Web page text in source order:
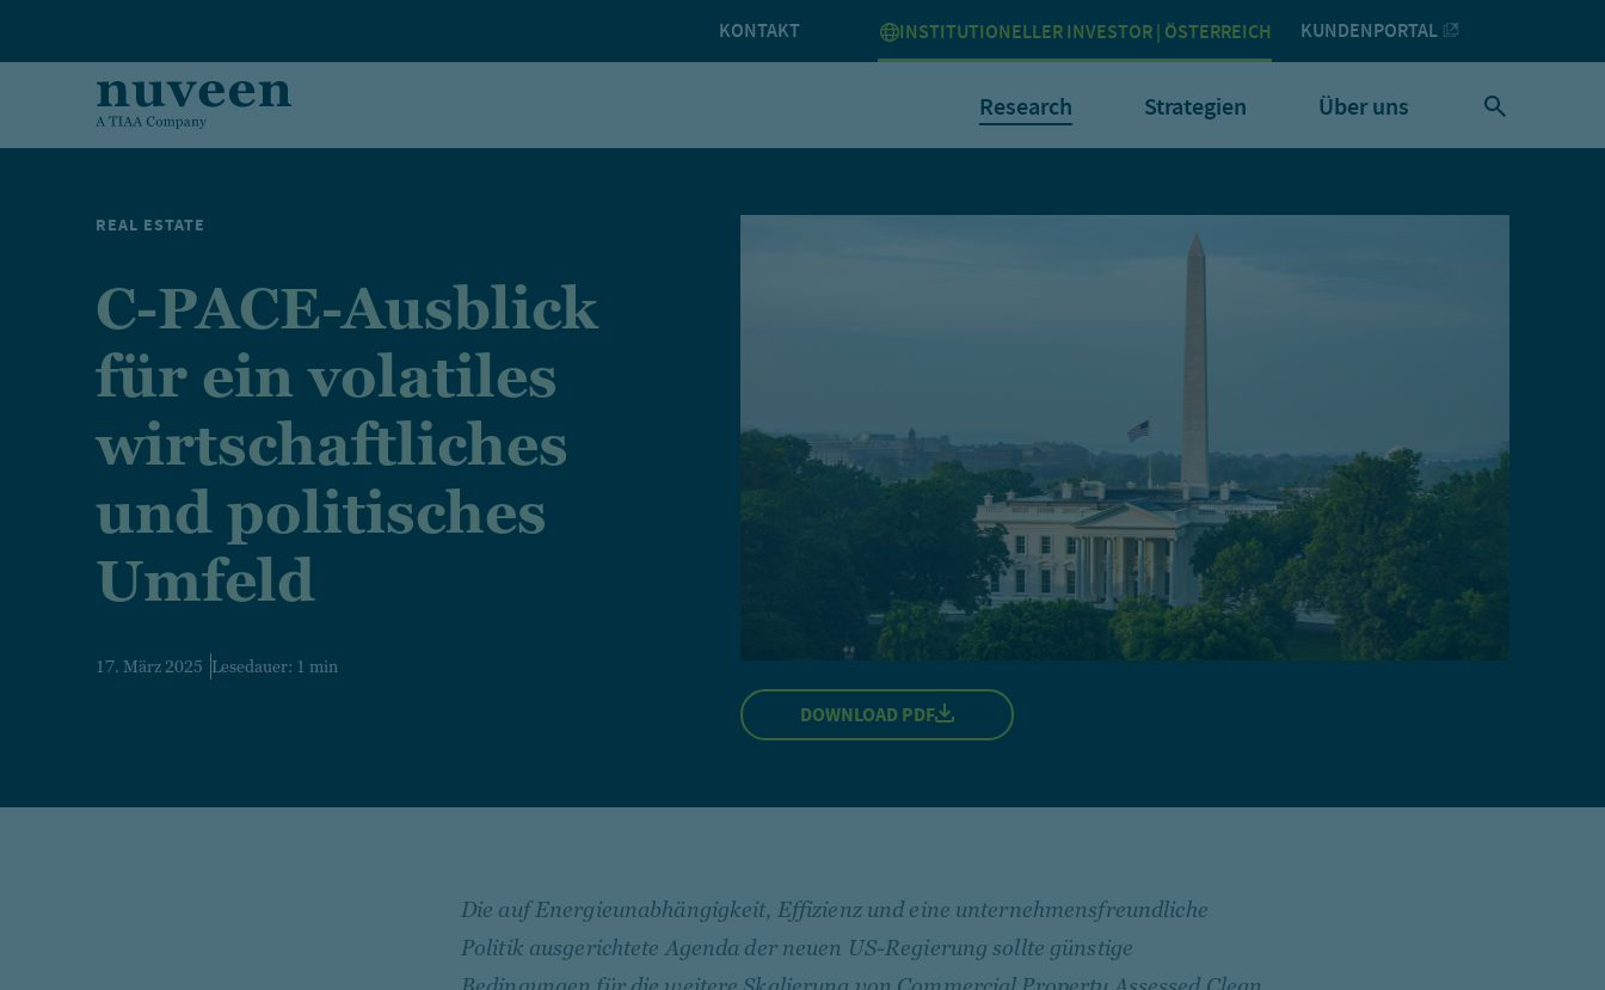
KONTAKT INSTITUTIONELLER INVESTOR | ÖSTERREICH KUNDENPORTAL
Research Strategien Über uns
REAL ESTATE
C-PACE-Ausblick
für ein volatiles
wirtschaftliches
und politisches
Umfeld
17. März 2025 Lesedauer: 1 min
DOWNLOAD PDF
Die auf Energieunabhängigkeit, Effizienz und eine unternehmensfreundliche
Politik ausgerichtete Agenda der neuen US-Regierung sollte günstige